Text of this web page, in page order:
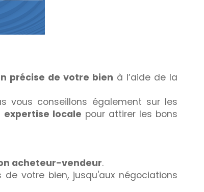
précise de votre bien à l’aide de la
vous conseillons également sur les
expertise locale pour attirer les bons
acheteur-vendeur.
votre bien, jusqu'aux négociations